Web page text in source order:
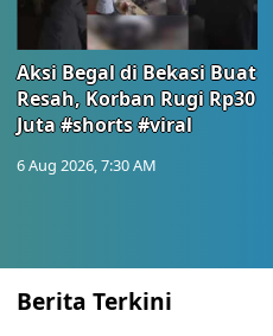
Aksi Begal di Bekasi Buat
Resah, Korban Rugi Rp30
Juta #shorts #viral
6 Aug 2026, 7:30 AM
Berita Terkini